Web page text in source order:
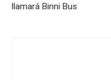
llamará Binni Bus